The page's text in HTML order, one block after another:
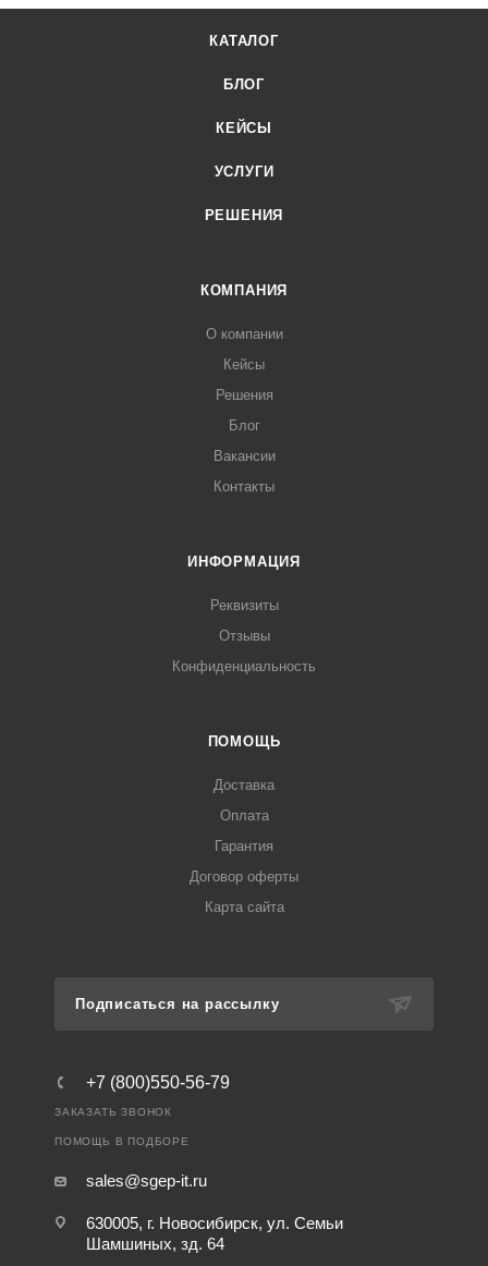
КАТАЛОГ
БЛОГ
КЕЙСЫ
УСЛУГИ
РЕШЕНИЯ
КОМПАНИЯ
О компании
Кейсы
Решения
Блог
Вакансии
Контакты
ИНФОРМАЦИЯ
Реквизиты
Отзывы
Конфиденциальность
ПОМОЩЬ
Доставка
Оплата
Гарантия
Договор оферты
Карта сайта
Подписаться на рассылку
+7 (800)550-56-79
ЗАКАЗАТЬ ЗВОНОК
ПОМОЩЬ В ПОДБОРЕ
sales@sgep-it.ru
630005, г. Новосибирск, ул. Семьи
Шамшиных, зд. 64